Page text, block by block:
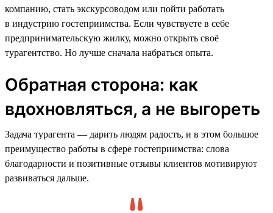
компанию, стать экскурсоводом или пойти работать
в индустрию гостеприимства. Если чувствуете в себе
предпринимательскую жилку, можно открыть своё
турагентство. Но лучше сначала набраться опыта.
Обратная сторона: как
вдохновляться, а не выгореть
Задача турагента — дарить людям радость, и в этом большое
преимущество работы в сфере гостеприимства: слова
благодарности и позитивные отзывы клиентов мотивируют
развиваться дальше.